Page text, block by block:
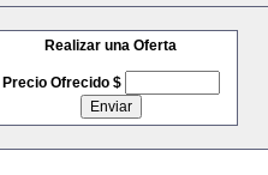
Realizar una Oferta
Precio Ofrecido $